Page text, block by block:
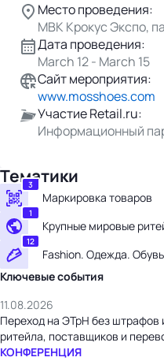
Место проведения:
МВК Крокус Экспо,
Дата проведения:
March 12 - March 15
Сайт мероприятия:
www.mosshoes.com
Участие Retail.ru:
Информационный
Тематики
3
Маркировка товаров
1
Крупные мировые
12
Fashion. Одежда.
Ключевые события
11.08.2026
Переход на ЭТрН без штрафов
ритейла, поставщиков и
КОНФЕРЕНЦИЯ